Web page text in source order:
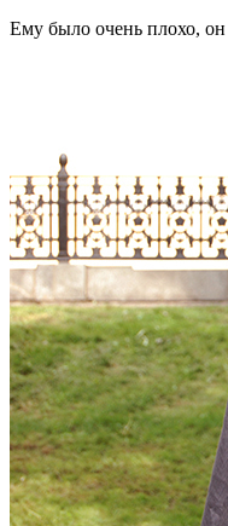
Ему было очень плохо, он